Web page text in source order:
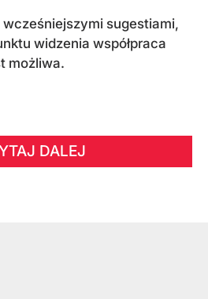
wcześniejszymi sugestiami,
widzenia współpraca
możliwa.
DALEJ